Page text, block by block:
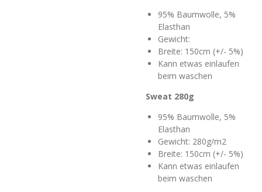
95% Baumwolle, 5%
Elasthan
Gewicht:
Breite: 150cm (+/- 5%)
Kann etwas einlaufen
beim waschen
Sweat 280g
95% Baumwolle, 5%
Elasthan
Gewicht: 280g/m2
Breite: 150cm (+/- 5%)
Kann etwas einlaufen
beim waschen